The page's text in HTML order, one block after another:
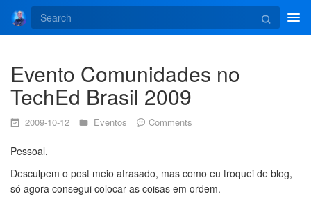
Evento Comunidades no
TechEd Brasil 2009
2009-10-12 Eventos Comments
Pessoal,
Desculpem o post meio atrasado, mas como eu troquei de blog,
só agora consegui colocar as coisas em ordem.